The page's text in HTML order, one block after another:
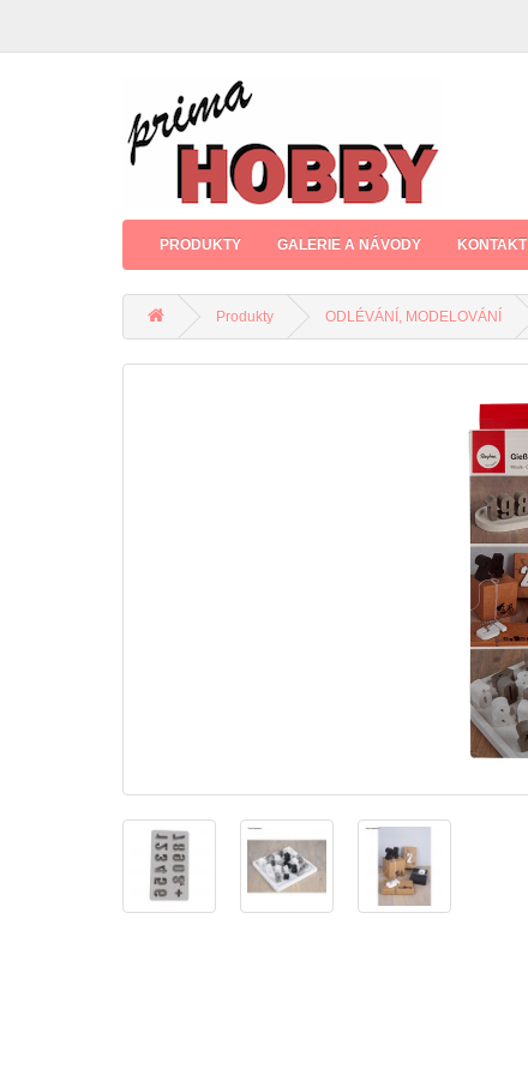
PRODUKTY GALERIE A NÁVODY KONTAKT
Produkty ODLÉVÁNÍ, MODELOVÁNÍ